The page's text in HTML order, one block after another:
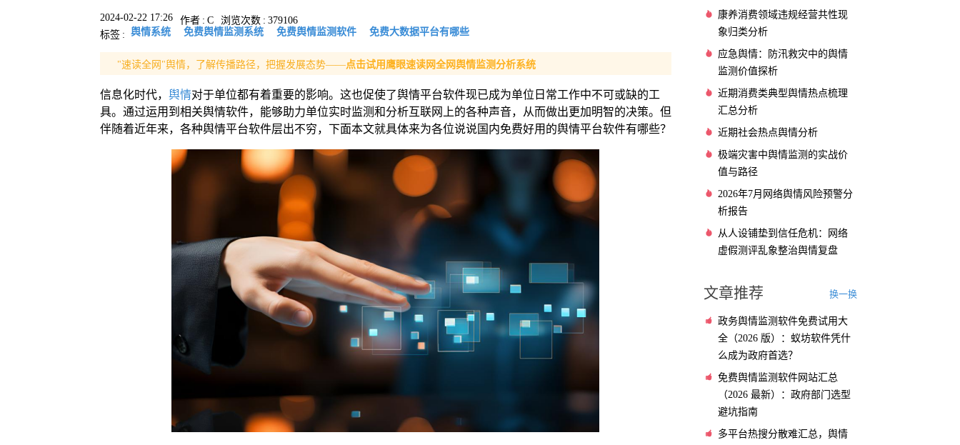
2024-02-22 17:26 作者 : C 浏览次数 : 379106
标签 : 免费大数据平台有哪些
免费舆情监测软件
免费舆情监测系统
舆情系统
"速读全网"舆情，了解传播路径，把握发展态势——点击试用鹰眼速读网全网舆情监测分析系统
信息化时代， 舆情对于单位都有着重要的影响。这也促使了舆情平台软件现已成为单位日常工作中不可或缺的工
具。通过运用到相关舆情软件，能够助力单位实时监测和分析互联网上的各种声音，从而做出更加明智的决策。但
伴随着近年来，各种舆情平台软件层出不穷，下面本文就具体来为各位说说国内免费好用的舆情平台软件有哪些？
康养消费领域违规经营共性现
象归类分析
应急舆情：防汛救灾中的舆情
监测价值探析
近期消费类典型舆情热点梳理
汇总分析
近期社会热点舆情分析
极端灾害中舆情监测的实战价
值与路径
2026年7月网络舆情风险预警分
析报告
从人设铺垫到信任危机：网络
虚假测评乱象整治舆情复盘
文章推荐 换一换
政务舆情监测软件免费试用大
全（2026 版）：蚁坊软件凭什
么成为政府首选？
免费舆情监测软件网站汇总
（2026 最新）：政府部门选型
避坑指南
多平台热搜分散难汇总，舆情